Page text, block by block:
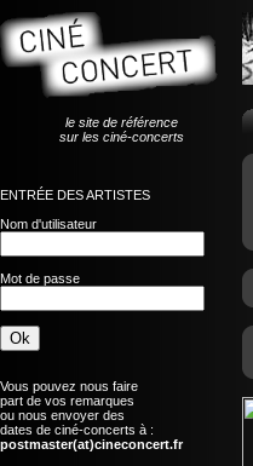
le site de référence
sur les ciné-concerts
ENTRÉE DES ARTISTES
Nom d'utilisateur
Mot de passe
Vous pouvez nous faire
part de vos remarques
ou nous envoyer des
dates de ciné-concerts à :
postmaster(at)cineconcert.fr